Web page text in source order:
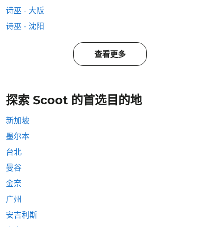
诗巫 - 大阪
诗巫 - 沈阳
查看更多
探索 Scoot 的首选目的地
新加坡
墨尔本
台北
曼谷
金奈
广州
安吉利斯